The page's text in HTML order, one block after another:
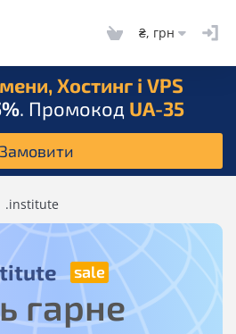
₴, грн
Хостинг і VPS
. Промокод UA-35
Замовити
.institute
гарне